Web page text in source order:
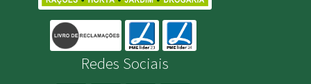
Redes Sociais